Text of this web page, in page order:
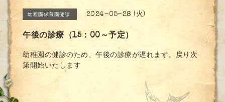
幼稚園保育園健診 2024-05-28 (火)
午後の診療（15：00～予定）
幼稚園の健診のため、午後の診療が遅れます。戻り次
第開始いたします